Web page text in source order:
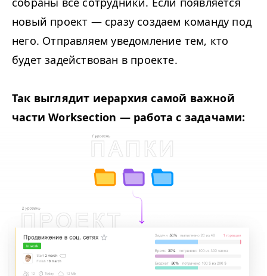
новый проект — сразу создаем команду под
него. Отправляем уведомление тем, кто
будет задействован в проекте.
Так выглядит иерархия самой важной
части Worksection — работа с задачами: